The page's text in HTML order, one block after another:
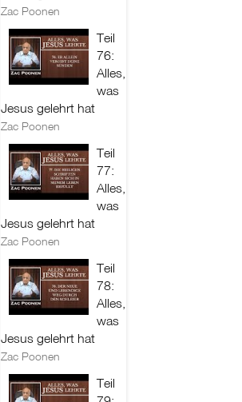
Zac Poonen
Teil
76:
Alles,
was
Jesus gelehrt hat
Zac Poonen
Teil
77:
Alles,
was
Jesus gelehrt hat
Zac Poonen
Teil
78:
Alles,
was
Jesus gelehrt hat
Zac Poonen
Teil